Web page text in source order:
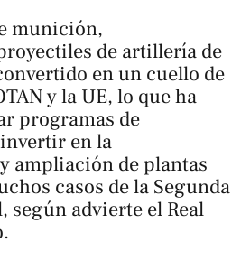
munición,
de artillería de
en un cuello de
y la UE, lo que ha
programas de
en la
ampliación de plantas
casos de la Segunda
según advierte el Real